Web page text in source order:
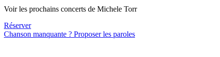
Voir les prochains concerts de Michele Torr
Réserver
Chanson manquante ? Proposer les paroles